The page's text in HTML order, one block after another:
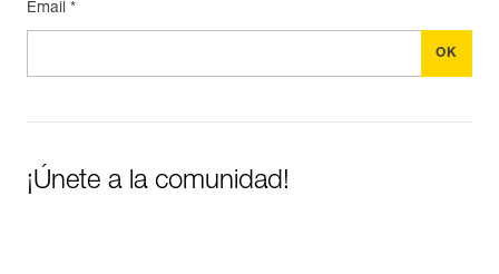
Email *
¡Únete a la comunidad!